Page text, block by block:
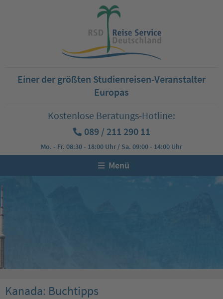
Einer der größten Studienreisen-Veranstalter
Europas
Kostenlose Beratungs-Hotline:
089 / 211 290 11
Mo. - Fr. 08:30 - 18:00 Uhr / Sa. 09:00 - 14:00 Uhr
Menü
Kanada: Buchtipps